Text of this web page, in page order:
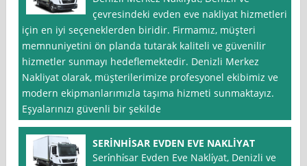
çevresindeki evden eve nakliyat hizmetleri
için en iyi seçeneklerden biridir. Firmamız, müşteri
memnuniyetini ön planda tutarak kaliteli ve güvenilir
hizmetler sunmayı hedeflemektedir. Denizli Merkez
Nakliyat olarak, müşterilerimize profesyonel ekibimiz ve
modern ekipmanlarımızla taşıma hizmeti sunmaktayız.
Eşyalarınızı güvenli bir şekilde
SERİNHİSAR EVDEN EVE NAKLİYAT
Seri̇nhi̇sar Evden Eve Nakli̇yat, Denizli ve